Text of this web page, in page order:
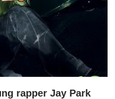
rapper Jay Park